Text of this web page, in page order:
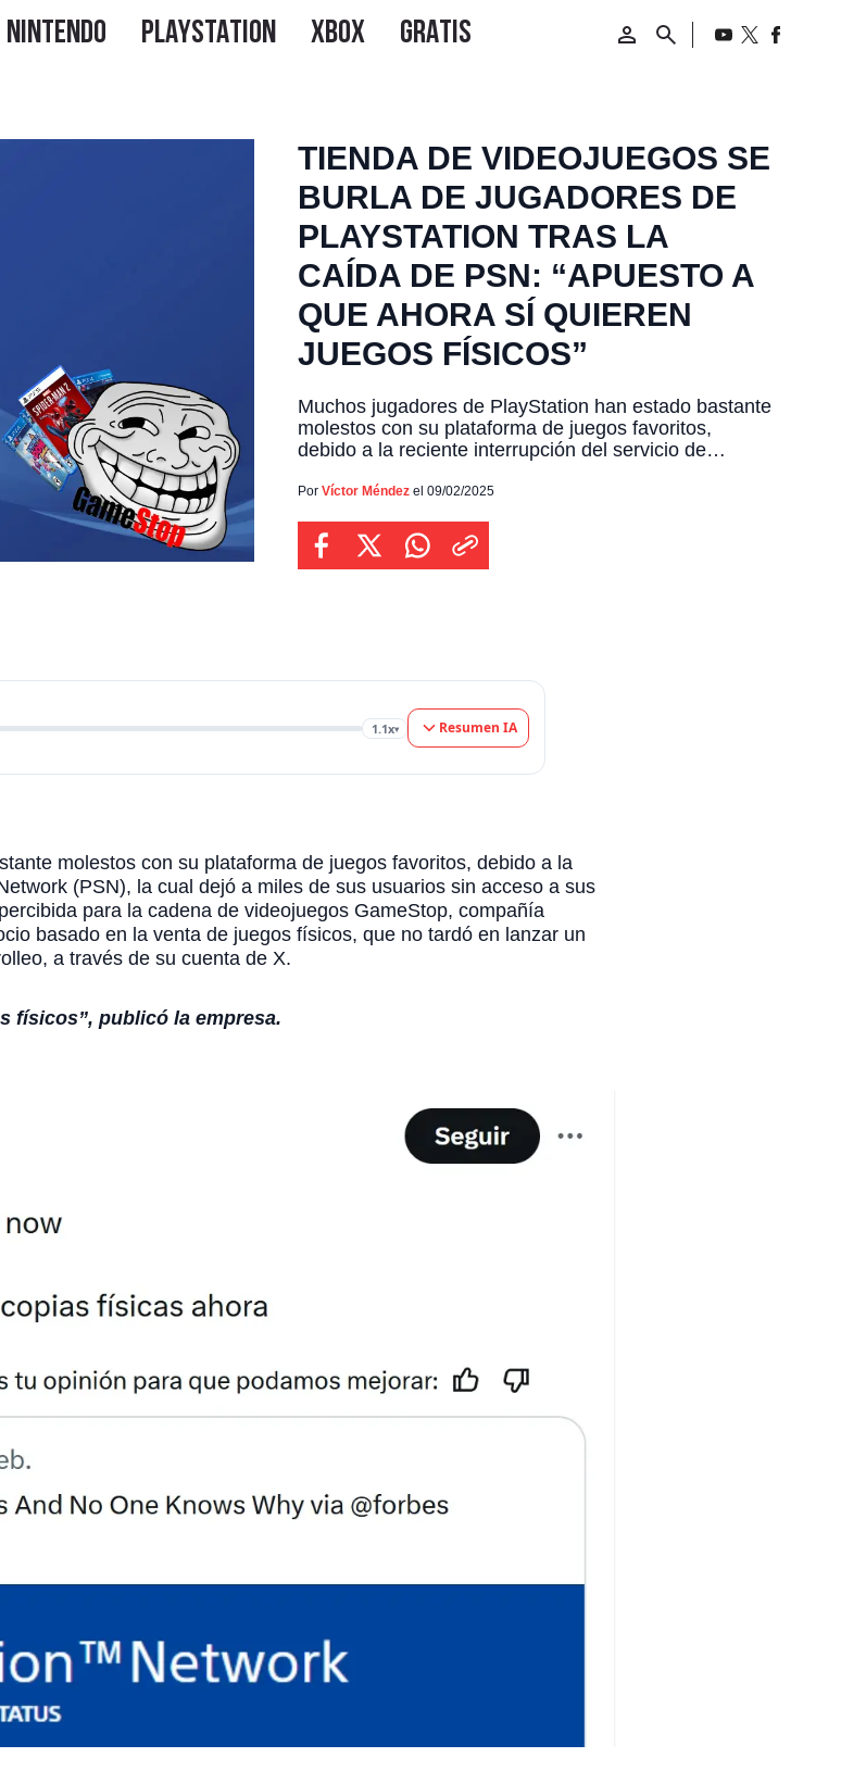
TIENDA DE VIDEOJUEGOS SE
BURLA DE JUGADORES DE
PLAYSTATION TRAS LA
CAÍDA DE PSN: “APUESTO A
QUE AHORA SÍ QUIEREN
JUEGOS FÍSICOS”
Muchos jugadores de PlayStation han estado bastante
molestos con su plataforma de juegos favoritos,
debido a la reciente interrupción del servicio de
sus usuarios sin acceso a sus títulos digitales. Una
de videojuegos GameStop, compañía estadounidense
conocida por […]
Por Víctor Méndez el 09/02/2025
1.1x▾ Resumen IA
molestos con su plataforma de juegos favoritos, debido a la
(PSN), la cual dejó a miles de sus usuarios sin acceso a sus
para la cadena de videojuegos GameStop, compañía
basado en la venta de juegos físicos, que no tardó en lanzar un
a través de su cuenta de X.
físicos”, publicó la empresa.